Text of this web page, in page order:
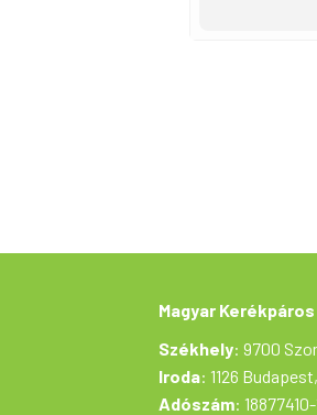
Magyar
Székhely: 9700
Iroda: 1126
Adószám: 18877410-